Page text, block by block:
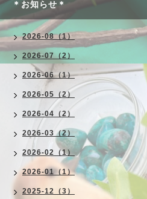
＊お知らせ＊
2026-08（1）
2026-07（2）
2026-06（1）
2026-05（2）
2026-04（2）
2026-03（2）
2026-02（1）
2026-01（1）
2025-12（3）